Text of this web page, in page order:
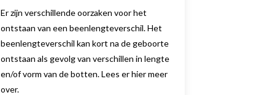
Er zijn verschillende oorzaken voor het
ontstaan van een beenlengteverschil. Het
beenlengteverschil kan kort na de geboorte
ontstaan als gevolg van verschillen in lengte
en/of vorm van de botten. Lees er hier meer
over.